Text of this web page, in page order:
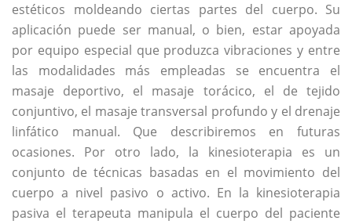
estéticos moldeando ciertas partes del cuerpo. Su
aplicación puede ser manual, o bien, estar apoyada
por equipo especial que produzca vibraciones y entre
las modalidades más empleadas se encuentra el
masaje deportivo, el masaje torácico, el de tejido
conjuntivo, el masaje transversal profundo y el drenaje
linfático manual. Que describiremos en futuras
ocasiones. Por otro lado, la kinesioterapia es un
conjunto de técnicas basadas en el movimiento del
cuerpo a nivel pasivo o activo. En la kinesioterapia
pasiva el terapeuta manipula el cuerpo del paciente